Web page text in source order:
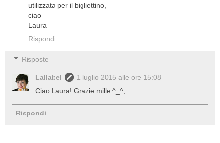
utilizzata per il bigliettino,
ciao
Laura
Rispondi
Risposte
Lallabel
1 luglio 2015 alle ore 15:08
Ciao Laura! Grazie mille ^_^,.
Rispondi